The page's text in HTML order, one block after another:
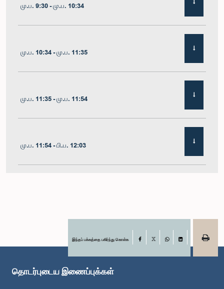
மு.ப. 9:30 - மு.ப. 10:34
மு.ப. 10:34 - மு.ப. 11:35
மு.ப. 11:35 - மு.ப. 11:54
மு.ப. 11:54 - பி.ப. 12:03
பி.ப. 12:10 - பி.ப. 12:16இந்தப் பக்கத்தை பகிர்ந்து கொள்க Facebook
LinkedIn
தொடர்புடைய இணைப்புக்கள்